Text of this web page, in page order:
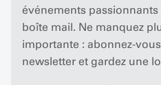
événements
boîte mail. Ne manquez
importante : abonnez-
newsletter et gardez une